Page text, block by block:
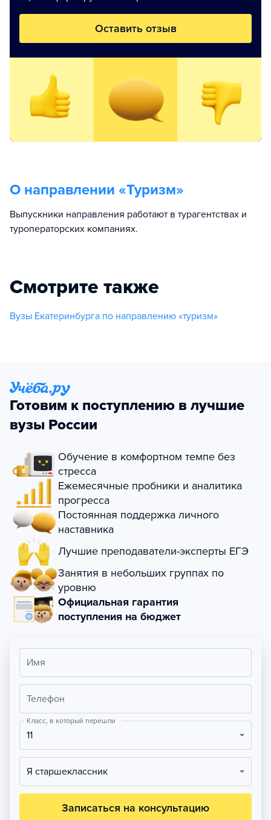
Оставить отзыв
О направлении «Туризм»
Выпускники направления работают в турагентствах и
туроператорских компаниях.
Смотрите также
Вузы Екатеринбурга по направлению «туризм»
Готовим к поступлению в лучшие
вузы России
Обучение в комфортном темпе без
стресса
Ежемесячные пробники и аналитика
прогресса
Постоянная поддержка личного
наставника
Лучшие преподаватели-эксперты ЕГЭ
Занятия в небольших группах по
уровню
Официальная гарантия
поступления на бюджет
Имя
Телефон
Класс, в который перешли
11
Я старшеклассник
Записаться на консультацию